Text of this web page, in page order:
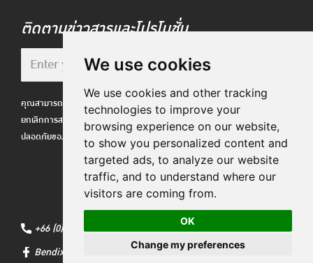
We use cookies
We use cookies and other tracking
technologies to improve your
browsing experience on our website,
to show you personalized content and
targeted ads, to analyze our website
traffic, and to understand where our
visitors are coming from.
OK
Change my preferences
ติดตามข่าวสารและโปรโมชั่น
คุณสามารถเลือกไม่รับอีเมล Bendix ได้ตลอดเวลาผ่านลิงก์
ยกเลิกการสมัครในส่วนท้ายอีเมลของเรา เราเคารพความ
ปลอดภัยของข้อมูลของคุณตามนโยบายความเป็นส่วนตัวของเรา
+66 (0)2717-0919
Bendix Club